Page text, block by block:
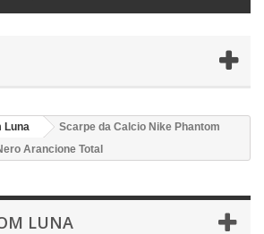
Luna
Scarpe da Calcio Nike Phantom
Arancione Total
LUNA